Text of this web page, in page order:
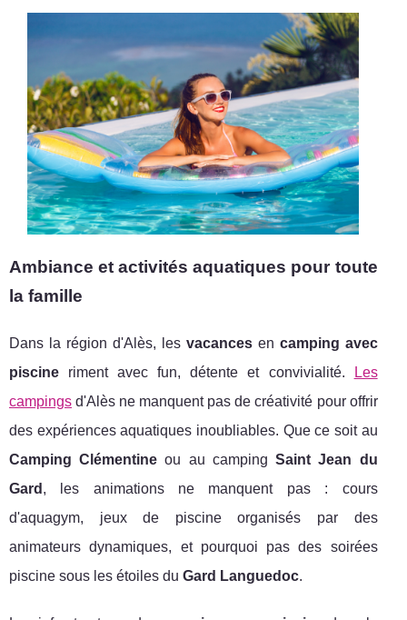
Ambiance et activités aquatiques pour toute
la famille
Dans la région d'Alès, les vacancesen camping avec
piscine riment avec fun, détente et convivialité.
Les
campings d'Alès ne manquent pas de créativité pour offrir
des expériences aquatiques inoubliables. Que ce soit au
Camping Clémentine ou au campingSaint Jean du
Gard , les animations ne manquent pas : cours
d'aquagym, jeux de piscine organisés par des
animateurs dynamiques, et pourquoi pas des soirées
piscine sous les étoiles du Gard Languedoc.